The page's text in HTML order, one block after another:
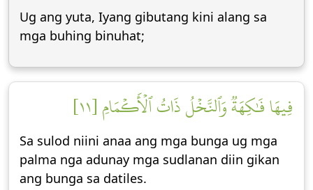
Ug ang yuta, Iyang gibutang kini alang sa
mga buhing binuhat;
فِيهَا فَٰكِهَةٞ وَٱلنَّخۡلُ ذَاتُ ٱلۡأَكۡمَامِ [١١]
Sa sulod niini anaa ang mga bunga ug mga
palma nga adunay mga sudlanan diin gikan
ang bunga sa datiles.